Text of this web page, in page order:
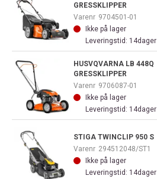
GRESSKLIPPER
Varenr 9704501-01
Ikke på lager
Leveringstid: 14dager
HUSVQVARNA LB 448Q
GRESSKLIPPER
Varenr 9706087-01
Ikke på lager
Leveringstid: 14dager
STIGA TWINCLIP 950 S
Varenr 294512048/ST1
Ikke på lager
Leveringstid: 14dager